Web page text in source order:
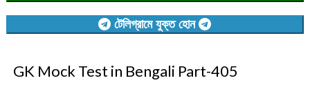
টেলিগ্রামে যুক্ত হোন
GK Mock Test in Bengali Part-405